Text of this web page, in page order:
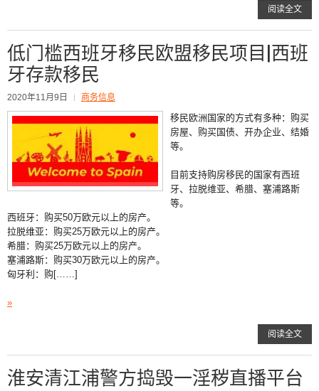
阅读全文
低门槛西班牙移民欧盟移民项目|西班
牙存款移民
2020年11月9日 商务信息
移民欧洲国家的方式有多种：购买
房屋、购买国债、开办企业、结婚
等。
目前支持购房移民的国家有西班
牙、拉脱维亚、希腊、塞浦路斯
等。
西班牙：购买50万欧元以上的房产。
拉脱维亚：购买25万欧元以上的房产。
希腊：购买25万欧元以上的房产。
塞浦路斯：购买30万欧元以上的房产。
匈牙利：购[……]
»
阅读全文
淮安清江浦警方捣毁一淫秽直播平台